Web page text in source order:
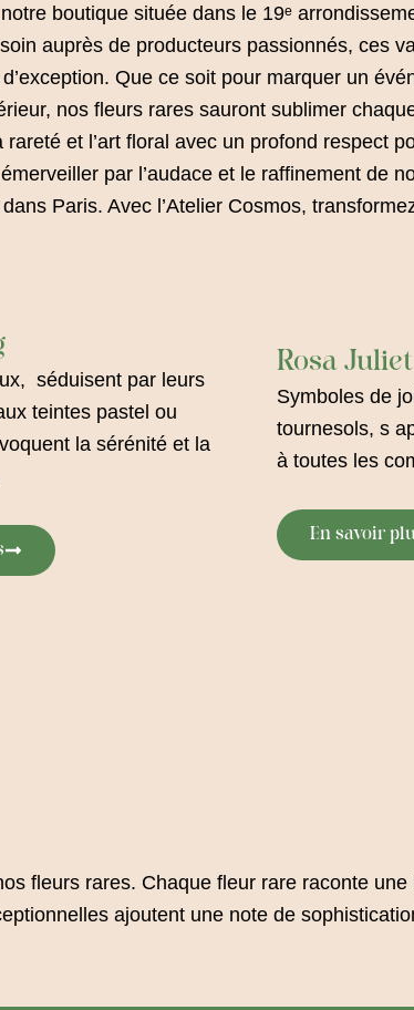
boutique située dans le 19ᵉ
auprès de producteurs passionnés, ces
Que ce soit pour marquer un
nos fleurs rares sauront sublimer
et l’art floral avec un profond respect
par l’audace et le raffinement de
Paris. Avec l’Atelier Cosmos,
séduisent par leurs
teintes pastel ou
la sérénité et la
Rosa Juliet
Symboles de
tournesols, s
à toutes les
En savoir
fleurs rares. Chaque fleur rare raconte une
ajoutent une note de